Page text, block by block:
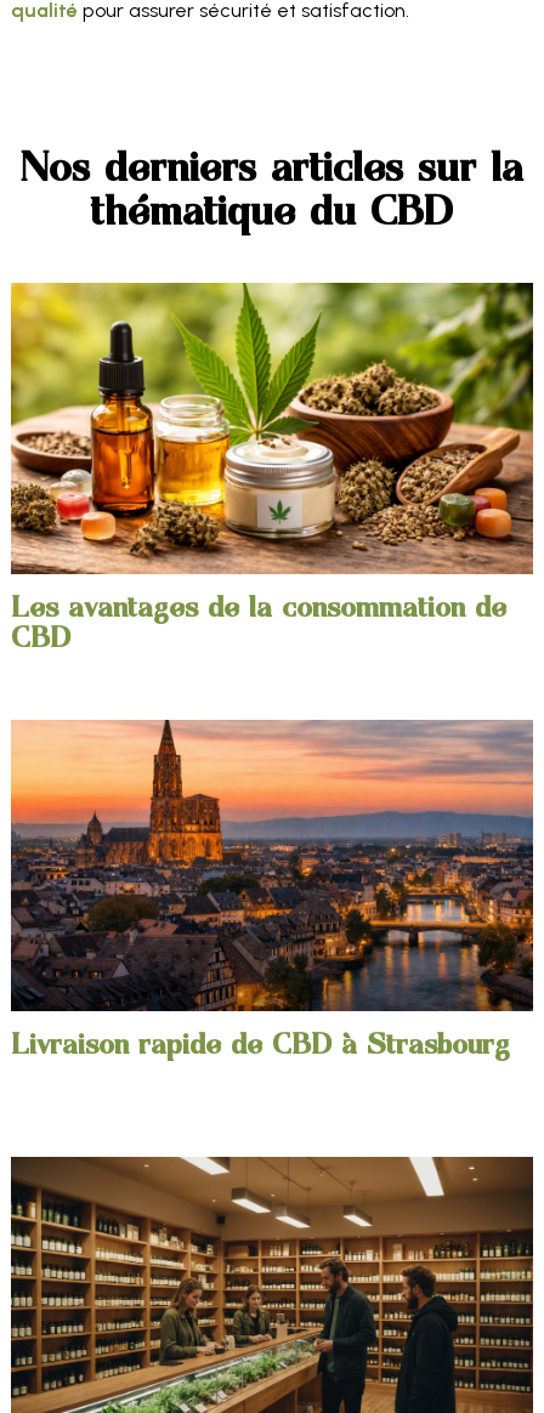
qualité pour assurer sécurité et satisfaction.
Nos derniers articles sur la
thématique du CBD
Les avantages de la consommation de
CBD
Livraison rapide de CBD à Strasbourg